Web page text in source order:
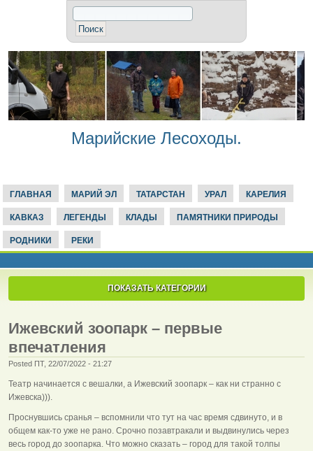
Марийские Лесоходы.
ГЛАВНАЯ МАРИЙ ЭЛ ТАТАРСТАН УРАЛ КАРЕЛИЯ
КАВКАЗ ЛЕГЕНДЫ КЛАДЫ ПАМЯТНИКИ ПРИРОДЫ
РОДНИКИ РЕКИ
ПОКАЗАТЬ КАТЕГОРИИ
Ижевский зоопарк – первые
впечатления
Posted ПТ, 22/07/2022 - 21:27
Театр начинается с вешалки, а Ижевский зоопарк – как ни странно с
Ижевска))).
Проснувшись сранья – вспомнили что тут на час время сдвинуто, и в
общем как-то уже не рано. Срочно позавтракали и выдвинулись через
весь город до зоопарка. Что можно сказать – город для такой толпы